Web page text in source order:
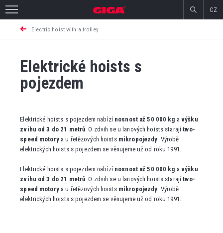
CZ
Electric hoist with a trolley
Elektrické hoists s
pojezdem
Elektrické hoists s pojezdem nabízí nosnost až 50 000 kg a výšku
zvihu od 3 do 21 metrů. O zdvih se u lanových hoists starajítwo-
speed motorya u řetězových hoists mikropojezdy. Výrobě
elektrických hoists s pojezdem se věnujeme už od roku 1991.
Elektrické hoists s pojezdem nabízí nosnost až 50 000 kg a výšku
zvihu od 3 do 21 metrů. O zdvih se u lanových hoists starajítwo-
speed motorya u řetězových hoists mikropojezdy. Výrobě
elektrických hoists s pojezdem se věnujeme už od roku 1991.